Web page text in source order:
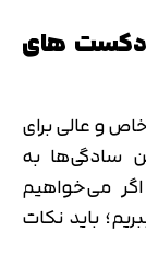
های
و عالی برای
سادگی‌ها به
می‌خواهیم
باید نکات